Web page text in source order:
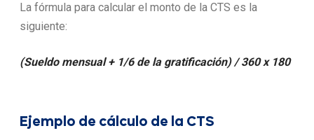
La fórmula para calcular el monto de la CTS es la
siguiente:
(Sueldo mensual + 1/6 de la gratificación) / 360 x 180
Ejemplo de cálculo de la CTS